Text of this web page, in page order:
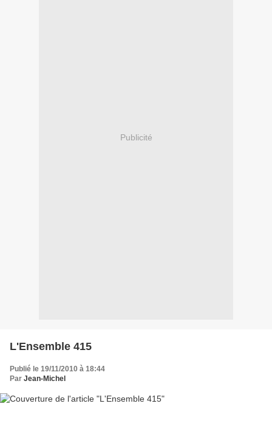
Publicité
L'Ensemble 415
Publié le 19/11/2010 à 18:44
Par Jean-Michel